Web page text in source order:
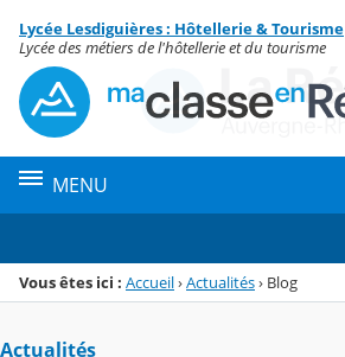
Menu de la rubrique
Contenu
Lycée Lesdiguières : Hôtellerie & Tourisme
Lycée des métiers de l'hôtellerie et du tourisme
MENU
Vous êtes ici : Accueil›Actualités› Blog
Actualités